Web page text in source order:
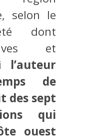
selon le
dont
et
l’auteur
de
des sept
qui
ouest